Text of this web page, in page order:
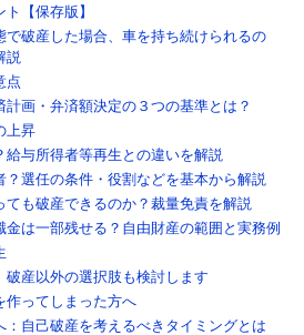
【保存版】
で破産した場合、車を持ち続けられるの
説
点
画・弁済額決定の３つの基準とは？
上昇
給与所得者等再生との違いを解説
？選任の条件・役割などを基本から解説
ても破産できるのか？裁量免責を解説
金は一部残せる？自由財産の範囲と実務例
産以外の選択肢も検討します
作ってしまった方へ
：自己破産を考えるべきタイミングとは